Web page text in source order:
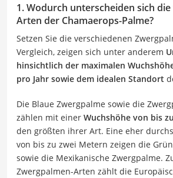
1. Wodurch unterscheiden sich
Arten der Chamaerops-Palme?
Setzen Sie die verschiedenen
Vergleich, zeigen sich unter anderem
hinsichtlich der maximalen
pro Jahr sowie dem idealen Standort
Die Blaue Zwergpalme sowie die
zählen mit einer Wuchshöhe von bis
den größten ihrer Art. Eine eher
von bis zu zwei Metern zeigen die
sowie die Mexikanische Zwergpalme.
Zwergpalmen-Arten zählt die